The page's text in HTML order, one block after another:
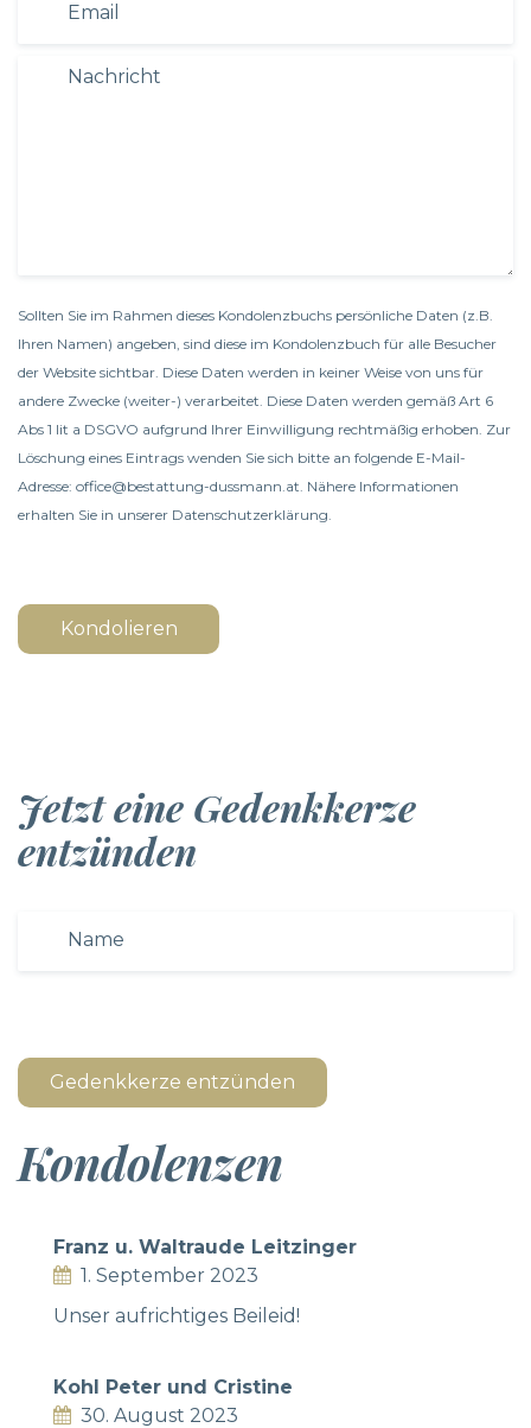
Sollten Sie im Rahmen dieses Kondolenzbuchs persönliche Daten (z.B.
Ihren Namen) angeben, sind diese im Kondolenzbuch für alle Besucher
der Website sichtbar. Diese Daten werden in keiner Weise von uns für
andere Zwecke (weiter-) verarbeitet. Diese Daten werden gemäß Art 6
Abs 1 lit a DSGVO aufgrund Ihrer Einwilligung rechtmäßig erhoben. Zur
Löschung eines Eintrags wenden Sie sich bitte an folgende E-Mail-
Adresse: office@bestattung-dussmann.at. Nähere Informationen
erhalten Sie in unserer Datenschutzerklärung
Kondolieren
Jetzt eine Gedenkkerze
entzünden
Gedenkkerze entzünden
Kondolenzen
Franz u. Waltraude Leitzinger
1. September 2023
Unser aufrichtiges Beileid!
Kohl Peter und Cristine
30. August 2023